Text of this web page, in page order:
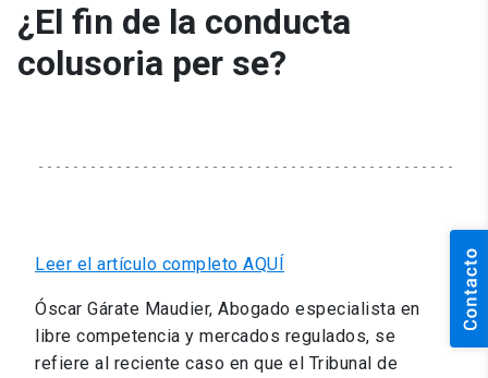
¿El fin de la conducta
colusoria per se?
Leer el artículo completo AQUÍ
Óscar Gárate Maudier, Abogado especialista en
libre competencia y mercados regulados, se
refiere al reciente caso en que el Tribunal de